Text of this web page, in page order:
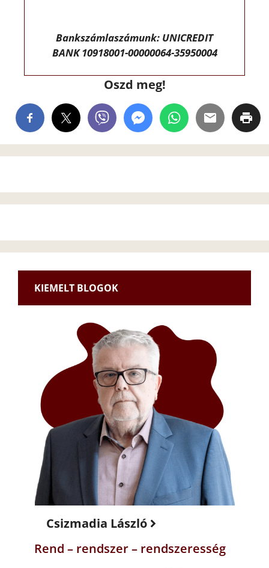
Bankszámlaszámunk: UNICREDIT
BANK 10918001-00000064-35950004
Oszd meg!
KIEMELT BLOGOK
Csizmadia László
Rend – rendszer – rendszeresség